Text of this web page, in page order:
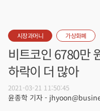
시장과머니 가상화폐
비트코인 6780만
하락이 더 많아
2021-03-21 11:50:45
윤종학 기자 -